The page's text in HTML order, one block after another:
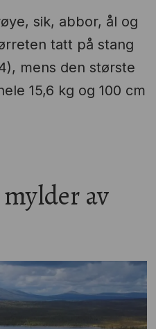
sik, abbor, ål og
tatt på stang
mens den største
15,6 kg og 100 cm
av